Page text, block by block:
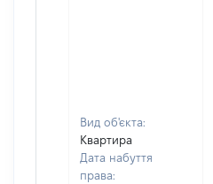
Вид об'єкта:
Квартира
Дата набуття
права: